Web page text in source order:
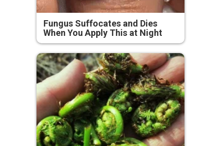
Fungus Suffocates and Dies
When You Apply This at Night